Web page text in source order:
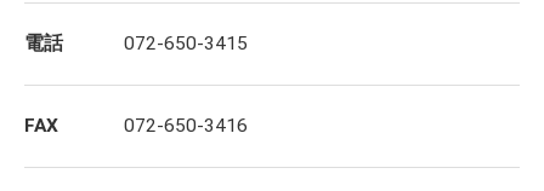
電話 072-650-3415
FAX 072-650-3416